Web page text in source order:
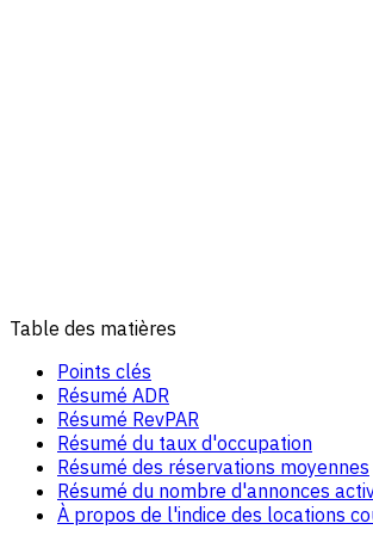
Table des matières
Points clés
Résumé ADR
Résumé RevPAR
Résumé du taux d'occupation
Résumé des réservations moyennes
Résumé du nombre d'annonces
À propos de l'indice des locations